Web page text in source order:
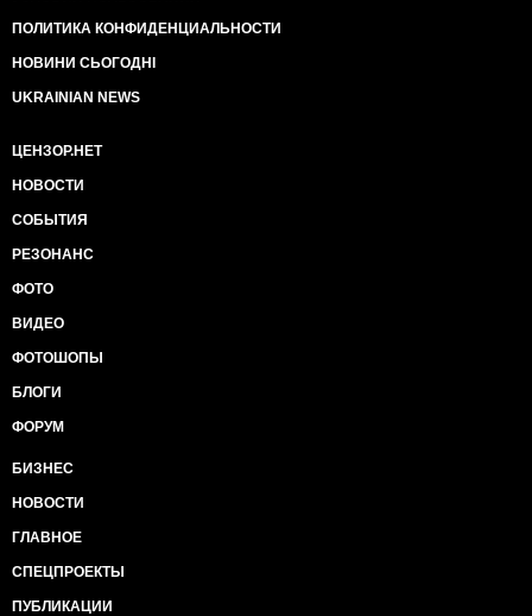
ПОЛИТИКА КОНФИДЕНЦИАЛЬНОСТИ
НОВИНИ СЬОГОДНІ
UKRAINIAN NEWS
ЦЕНЗОР.НЕТ
НОВОСТИ
СОБЫТИЯ
РЕЗОНАНС
ФОТО
ВИДЕО
ФОТОШОПЫ
БЛОГИ
ФОРУМ
БИЗНЕС
НОВОСТИ
ГЛАВНОЕ
СПЕЦПРОЕКТЫ
ПУБЛИКАЦИИ